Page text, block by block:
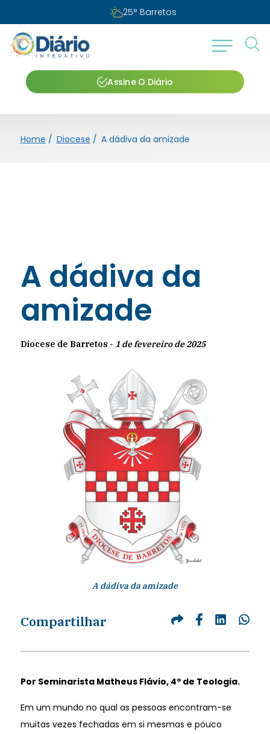
Domingo, 09 de agosto de 2026
Assine O Diário
Home / Diocese / A dádiva da amizade
A dádiva da
amizade
Diocese de Barretos - 1 de fevereiro de 2025
A dádiva da amizade
Compartilhar
Por Seminarista Matheus Flávio, 4º de Teologia.
Em um mundo no qual as pessoas encontram-se
muitas vezes fechadas em si mesmas e pouco